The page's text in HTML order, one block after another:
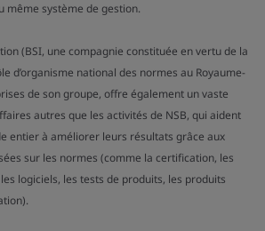
même système de gestion.
(BSI, une compagnie constituée en vertu de la
d’organisme national des normes au Royaume-
de son groupe, offre également un vaste
autres que les activités de NSB, qui aident
entier à améliorer leurs résultats grâce aux
sur les normes (comme la certification, les
logiciels, les tests de produits, les produits